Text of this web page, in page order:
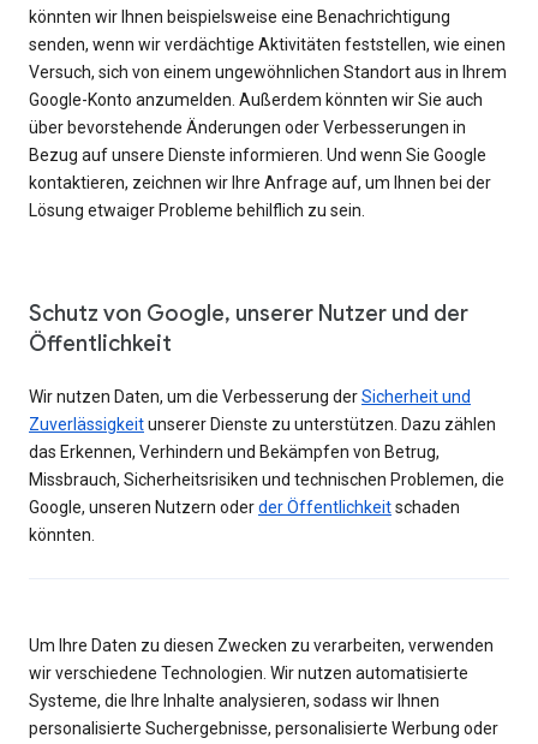
könnten wir Ihnen beispielsweise eine Benachrichtigung
senden, wenn wir verdächtige Aktivitäten feststellen, wie einen
Versuch, sich von einem ungewöhnlichen Standort aus in Ihrem
Google-Konto anzumelden. Außerdem könnten wir Sie auch
über bevorstehende Änderungen oder Verbesserungen in
Bezug auf unsere Dienste informieren. Und wenn Sie Google
kontaktieren, zeichnen wir Ihre Anfrage auf, um Ihnen bei der
Lösung etwaiger Probleme behilflich zu sein.
Schutz von Google, unserer Nutzer und der
Öffentlichkeit
Wir nutzen Daten, um die Verbesserung derSicherheit und
Zuverlässigkeitunserer Dienste zu unterstützen. Dazu zählen
das Erkennen, Verhindern und Bekämpfen von Betrug,
Missbrauch, Sicherheitsrisiken und technischen Problemen, die
Google, unseren Nutzern oderder Öffentlichkeitschaden
könnten.
Um Ihre Daten zu diesen Zwecken zu verarbeiten, verwenden
wir verschiedene Technologien. Wir nutzen automatisierte
Systeme, die Ihre Inhalte analysieren, sodass wir Ihnen
personalisierte Suchergebnisse, personalisierte Werbung oder